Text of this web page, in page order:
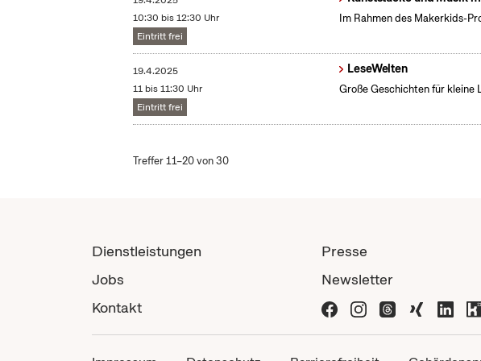
10:30 bis 12:30 Uhr
Eintritt frei
Im Rahmen des Makerkids-
19.4.2025
11 bis 11:30 Uhr
Eintritt frei
LeseWelten
Große Geschichten für
Treffer 11–20 von 30
Dienstleistungen
Jobs
Kontakt
Presse
Newsletter